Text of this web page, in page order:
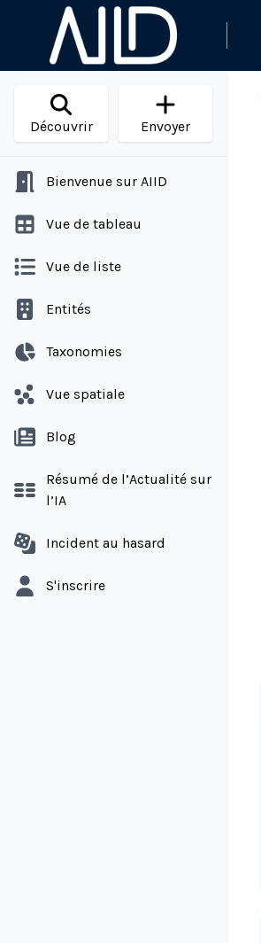
Découvrir Envoyer
Bienvenue sur AIID
Vue de tableau
Vue de liste
Entités
Taxonomies
Vue spatiale
Blog
Résumé de l’Actualité sur
l’IA
Incident au hasard
S'inscrire